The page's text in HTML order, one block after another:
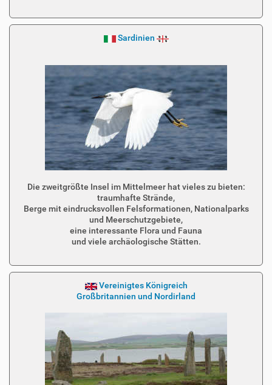
Sardinien
Die zweitgrößte Insel im Mittelmeer hat vieles zu bieten:
traumhafte Strände,
Berge mit eindrucksvollen Felsformationen, Nationalparks
und Meerschutzgebiete,
eine interessante Flora und Fauna
und viele archäologische Stätten.
Vereinigtes Königreich
Großbritannien und Nordirland